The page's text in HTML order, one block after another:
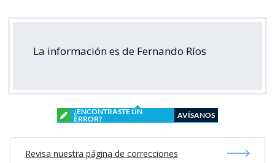
La información es de Fernando Ríos
¿ENCONTRASTE UN
ERROR?
AVÍSANOS
Revisa nuestra página de correcciones